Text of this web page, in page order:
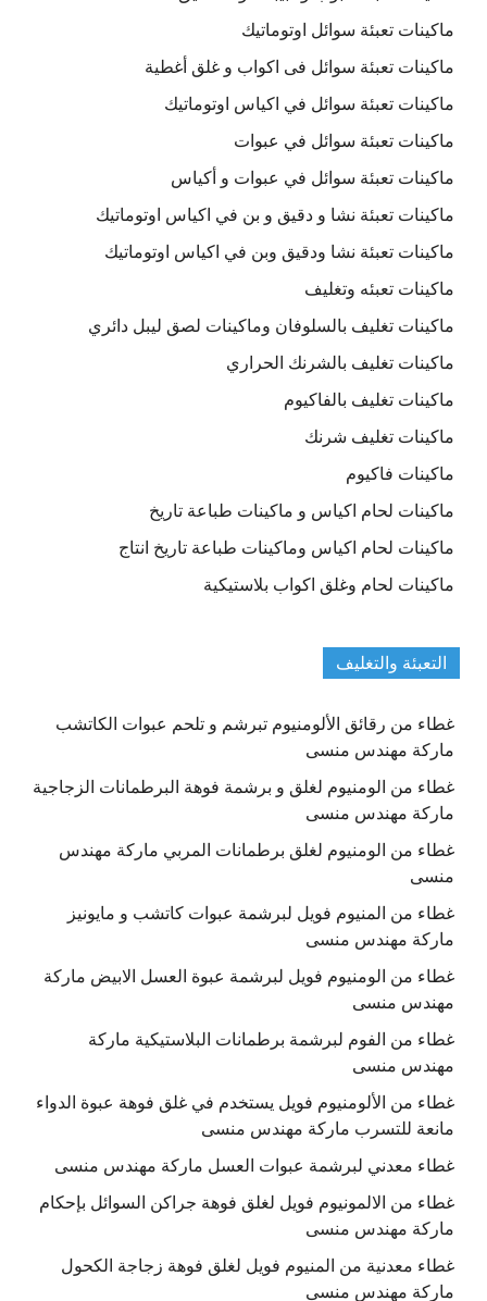
ماكينات تعبئة سوائل اوتوماتيك
ماكينات تعبئة سوائل فى اكواب و غلق أغطية
ماكينات تعبئة سوائل في اكياس اوتوماتيك
ماكينات تعبئة سوائل في عبوات
ماكينات تعبئة سوائل في عبوات و أكياس
ماكينات تعبئة نشا و دقيق و بن في اكياس اوتوماتيك
ماكينات تعبئة نشا ودقيق وبن في اكياس اوتوماتيك
ماكينات تعبئه وتغليف
ماكينات تغليف بالسلوفان وماكينات لصق ليبل دائري
ماكينات تغليف بالشرنك الحراري
ماكينات تغليف بالفاكيوم
ماكينات تغليف شرنك
ماكينات فاكيوم
ماكينات لحام اكياس و ماكينات طباعة تاريخ
ماكينات لحام اكياس وماكينات طباعة تاريخ انتاج
ماكينات لحام وغلق اكواب بلاستيكية
التعبئة والتغليف
غطاء من رقائق الألومنيوم تبرشم و تلحم عبوات الكاتشب
ماركة مهندس منسى
غطاء من الومنيوم لغلق و برشمة فوهة البرطمانات الزجاجية
ماركة مهندس منسى
غطاء من الومنيوم لغلق برطمانات المربي ماركة مهندس
منسى
غطاء من المنيوم فويل لبرشمة عبوات كاتشب و مايونيز
ماركة مهندس منسى
غطاء من الومنيوم فويل لبرشمة عبوة العسل الابيض ماركة
مهندس منسى
غطاء من الفوم لبرشمة برطمانات البلاستيكية ماركة
مهندس منسى
غطاء من الألومنيوم فويل يستخدم في غلق فوهة عبوة الدواء
مانعة للتسرب ماركة مهندس منسى
غطاء معدني لبرشمة عبوات العسل ماركة مهندس منسى
غطاء من الالمونيوم فويل لغلق فوهة جراكن السوائل بإحكام
ماركة مهندس منسى
غطاء معدنية من المنيوم فويل لغلق فوهة زجاجة الكحول
ماركة مهندس منسى